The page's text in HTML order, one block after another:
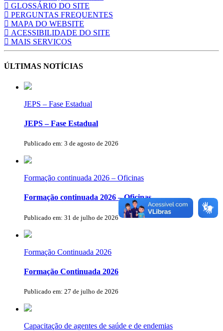
GLOSSÁRIO DO SITE
PERGUNTAS FREQUENTES
MAPA DO WEBSITE
ACESSIBILIDADE DO SITE
MAIS SERVIÇOS
ÚLTIMAS NOTÍCIAS
JEPS – Fase Estadual
JEPS – Fase Estadual
Publicado em: 3 de agosto de 2026
Formação continuada 2026 – Oficinas
Formação continuada 2026 – Oficinas
Publicado em: 31 de julho de 2026
Formação Continuada 2026
Formação Continuada 2026
Publicado em: 27 de julho de 2026
Capacitação de agentes de saúde e de endemias